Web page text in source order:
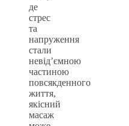
де
стрес
та
напруження
стали
невід’ємною
частиною
повсякденного
життя,
якісний
масаж